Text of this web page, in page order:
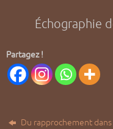
Échographie
Partagez !
Du rapprochement dans